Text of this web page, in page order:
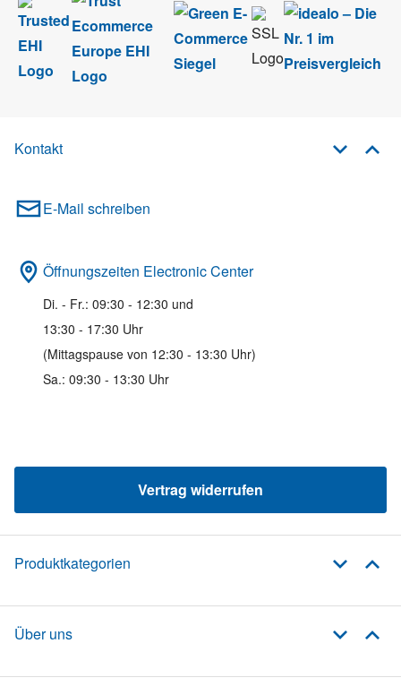
Kontakt
E-Mail schreiben
Öffnungszeiten Electronic Center
Di. - Fr.: 09:30 - 12:30 und
13:30 - 17:30 Uhr
(Mittagspause von 12:30 - 13:30 Uhr)
Sa.: 09:30 - 13:30 Uhr
Vertrag widerrufen
Produktkategorien
Über uns